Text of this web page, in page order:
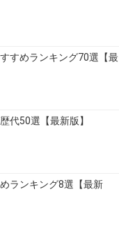
すめランキング70選【最
代50選【最新版】
ランキング8選【最新